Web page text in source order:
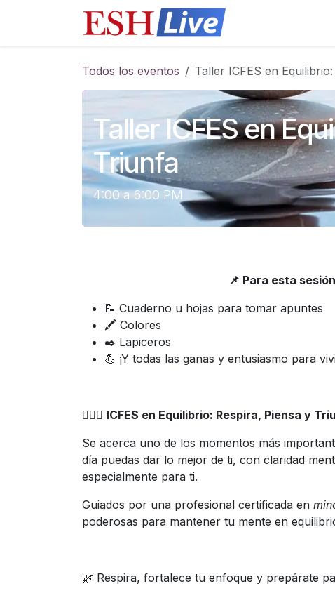
Todos los eventos Taller ICFES en
Taller ICFES en
Triunfa
4:00 a 6:00 PM
📌 Para esta
📝 Cuaderno u hojas para tomar apuntes
🖍️ Colores
✒️ Lapiceros
💪 ¡Y todas las ganas y entusiasmo para
🧘‍♀️✨ ICFES en Equilibrio: Respira, Piensa y
Se acerca uno de los momentos más
día puedas dar lo mejor de ti, con claridad
especialmente para ti.
Guiados por una profesional certificada en
poderosas para mantener tu mente en
🌿 Respira, fortalece tu enfoque y prepárate